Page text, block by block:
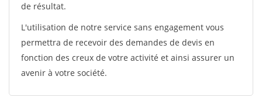
de résultat.
L'utilisation de notre service sans engagement vous
permettra de recevoir des demandes de devis en
fonction des creux de votre activité et ainsi assurer un
avenir à votre société.